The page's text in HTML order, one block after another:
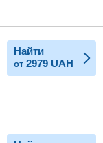
Найти
от 2979 UAH